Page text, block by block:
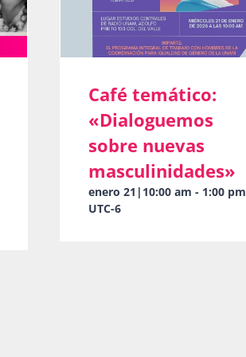
Café temático:
«Dialoguemos
sobre nuevas
masculinidades»
enero 21|10:00 am - 1:00 pm
UTC-6